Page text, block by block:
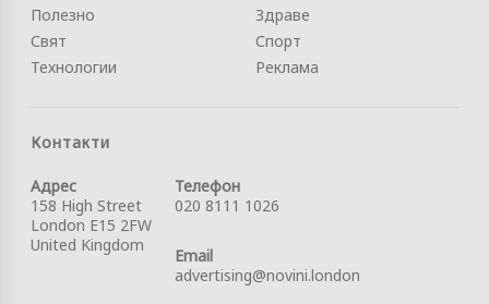
Полезно
Свят
Технологии
Здраве
Спорт
Реклама
Контакти
Адрес
158 High Street
London E15 2FW
United Kingdom
Телефон
020 8111 1026
Email
advertising@novini.london